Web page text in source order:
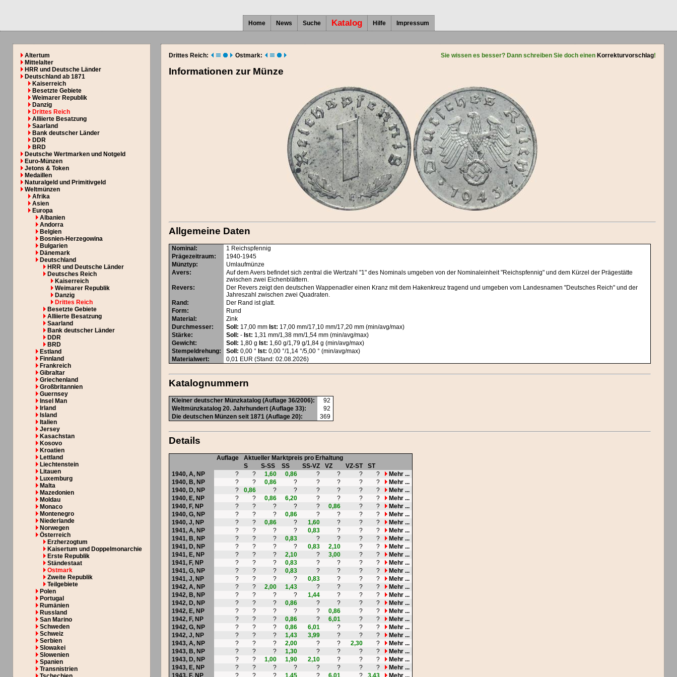
Home News Suche Katalog Hilfe Impressum
Altertum
Mittelalter
HRR und Deutsche Länder
Deutschland ab 1871
Kaiserreich
Besetzte Gebiete
Weimarer Republik
Danzig
Drittes Reich
Alliierte Besatzung
Saarland
Bank deutscher Länder
DDR
BRD
Deutsche Wertmarken und Notgeld
Euro-Münzen
Jetons & Token
Medaillen
Naturalgeld und Primitivgeld
Weltmünzen
Afrika
Asien
Europa
Albanien
Andorra
Belgien
Bosnien-Herzegowina
Bulgarien
Dänemark
Deutschland
HRR und Deutsche Länder
Deutsches Reich
Kaiserreich
Weimarer Republik
Danzig
Drittes Reich
Besetzte Gebiete
Alliierte Besatzung
Saarland
Bank deutscher Länder
DDR
BRD
Estland
Finnland
Frankreich
Gibraltar
Griechenland
Großbritannien
Guernsey
Insel Man
Irland
Island
Italien
Jersey
Kasachstan
Kosovo
Kroatien
Lettland
Liechtenstein
Litauen
Luxemburg
Malta
Mazedonien
Moldau
Monaco
Montenegro
Niederlande
Norwegen
Österreich
Erzherzogtum
Kaisertum und Doppelmonarchie
Erste Republik
Ständestaat
Ostmark
Zweite Republik
Teilgebiete
Polen
Portugal
Rumänien
Russland
San Marino
Schweden
Schweiz
Serbien
Slowakei
Slowenien
Spanien
Transnistrien
Drittes Reich: Ostmark: Sie wissen es besser? Dann schreiben Sie doch einen Korrekturvorschlag!
Informationen zur Münze
Allgemeine Daten
Nominal :
1 Reichspfennig
Prägezeitraum:
1940-1945
Münztyp:
Umlaufmünze
Avers:
Auf dem Avers befindet sich zentral die Wertzahl "1" des Nominals umgeben von der Nominaleinheit "Reichspfennig" und dem Kürzel der Prägestätte
zwischen zwei Eichenblättern.
Revers:
Der Revers zeigt den deutschen Wappenadler einen Kranz mit dem Hakenkreuz tragend und umgeben vom Landesnamen "Deutsches Reich" und der
Jahreszahl zwischen zwei Quadraten.
Rand :
Der Rand ist glatt.
Form:
Rund
Material :
Zink
Durchmesser: Soll: 17,00 mm Ist: 17,00 mm/17,10 mm/17,20 mm (min/avg/max)
Stärke: Soll: - Ist: 1,31 mm/1,38 mm/1,54 mm (min/avg/max)
Gewicht: Soll: 1,80 g Ist: 1,60 g/1,79 g/1,84 g (min/avg/max)
Stempeldrehung: Soll: 0,00 ° Ist: 0,00 °/1,14 °/5,00 ° (min/avg/max)
Materialwert:
0,01 EUR (Stand: 02.08.2026)
Katalognummern
Kleiner deutscher Münzkatalog (Auflage 36/2006):
92
Weltmünzkatalog 20. Jahrhundert (Auflage 33):
92
Die deutschen Münzen seit 1871 (Auflage 20):
369
Details
Auflage
Aktueller Marktpreis pro Erhaltung
S
S-SS SS SS-VZ VZ VZ-ST
ST
1940,A, NP ? ? 1,60 0,86 ? ? ? ?
Mehr ...
1940, B, NP ? ? 0,86 ? ? ? ? ?
Mehr ...
1940, D, NP ? 0,86 ? ? ? ? ? ?
Mehr ...
1940, E, NP ? ? 0,86 6,20 ? ? ? ?
Mehr ...
1940, F, NP ? ? ? ? ? 0,86 ? ?
Mehr ...
1940,G, NP ? ? ? 0,86 ? ? ? ?
Mehr ...
1940,J, NP ? ? 0,86 ? 1,60 ? ? ?
Mehr ...
1941,A, NP ? ? ? ? 0,83 ? ? ?
Mehr ...
1941, B, NP ? ? ? 0,83 ? ? ? ?
Mehr ...
1941, D, NP ? ? ? ? 0,83 2,10 ? ?
Mehr ...
1941, E, NP ? ? ? 2,10 ? 3,00 ? ?
Mehr ...
1941, F, NP ? ? ? 0,83 ? ? ? ?
Mehr ...
1941,G, NP ? ? ? 0,83 ? ? ? ?
Mehr ...
1941,J, NP ? ? ? ? 0,83 ? ? ?
Mehr ...
1942,A, NP ? ? 2,00 1,43 ? ? ? ?
Mehr ...
1942, B, NP ? ? ? ? 1,44 ? ? ?
Mehr ...
1942, D, NP ? ? ? 0,86 ? ? ? ?
Mehr ...
1942, E, NP ? ? ? ? ? 0,86 ? ?
Mehr ...
1942, F, NP ? ? ? 0,86 ? 6,01 ? ?
Mehr ...
1942,G, NP ? ? ? 0,86 6,01 ? ? ?
Mehr ...
1942,J, NP ? ? ? 1,43 3,99 ? ? ?
Mehr ...
1943,A, NP ? ? ? 2,00 ? ? 2,30 ?
Mehr ...
1943, B, NP ? ? ? 1,30 ? ? ? ?
Mehr ...
1943, D, NP ? ? 1,00 1,90 2,10 ? ? ?
Mehr ...
1943, E, NP ? ? ? ? ? ? ? ?
Mehr ...